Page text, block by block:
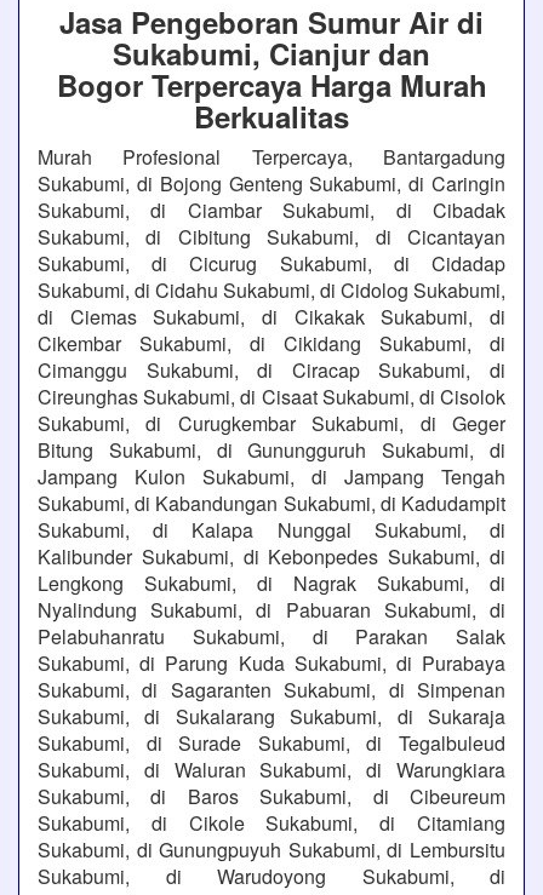
Jasa Pengeboran Sumur Air di
Sukabumi, Cianjur dan
Bogor Terpercaya Harga Murah
Berkualitas
Murah Profesional Terpercaya, Bantargadung
Sukabumi, di Bojong Genteng Sukabumi, di Caringin
Sukabumi, di Ciambar Sukabumi, di Cibadak
Sukabumi, di Cibitung Sukabumi, di Cicantayan
Sukabumi, di Cicurug Sukabumi, di Cidadap
Sukabumi, di Cidahu Sukabumi, di Cidolog Sukabumi,
di Ciemas Sukabumi, di Cikakak Sukabumi, di
Cikembar Sukabumi, di Cikidang Sukabumi, di
Cimanggu Sukabumi, di Ciracap Sukabumi, di
Cireunghas Sukabumi, di Cisaat Sukabumi, di Cisolok
Sukabumi, di Curugkembar Sukabumi, di Geger
Bitung Sukabumi, di Gunungguruh Sukabumi, di
Jampang Kulon Sukabumi, di Jampang Tengah
Sukabumi, di Kabandungan Sukabumi, di Kadudampit
Sukabumi, di Kalapa Nunggal Sukabumi, di
Kalibunder Sukabumi, di Kebonpedes Sukabumi, di
Lengkong Sukabumi, di Nagrak Sukabumi, di
Nyalindung Sukabumi, di Pabuaran Sukabumi, di
Pelabuhanratu Sukabumi, di Parakan Salak
Sukabumi, di Parung Kuda Sukabumi, di Purabaya
Sukabumi, di Sagaranten Sukabumi, di Simpenan
Sukabumi, di Sukalarang Sukabumi, di Sukaraja
Sukabumi, di Surade Sukabumi, di Tegalbuleud
Sukabumi, di Waluran Sukabumi, di Warungkiara
Sukabumi, di Baros Sukabumi, di Cibeureum
Sukabumi, di Cikole Sukabumi, di Citamiang
Sukabumi, di Gunungpuyuh Sukabumi, di Lembursitu
Sukabumi, di Warudoyong Sukabumi, di